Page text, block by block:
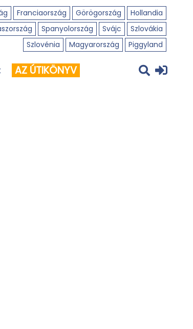
Franciaország Görögország
Hollandia
Spanyolország Svájc
Szlovákia
Szlovénia
Magyarország Piggyland
AZ ÚTIKÖNYV